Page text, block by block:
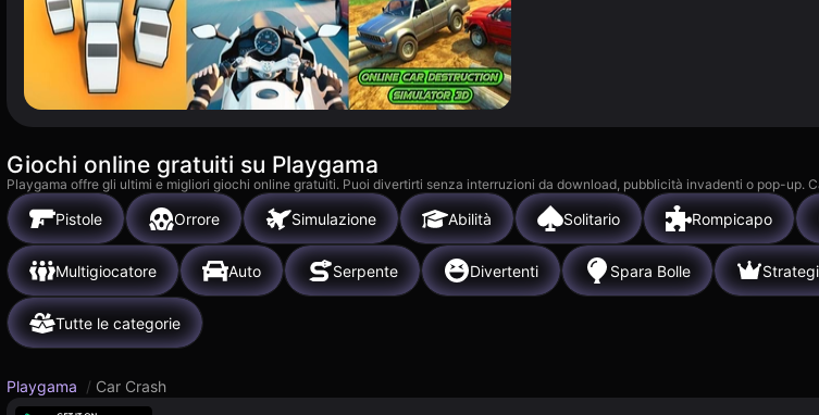
Giochi online gratuiti su Playgama
Playgama offre gli ultimi e migliori giochi online gratuiti. Puoi divertirti senza interruzioni da download, pubblicità invadenti o pop-
Pistole Orrore Simulazione Abilità Solitario Rompicapo
Multigiocatore Auto Serpente Divertenti Spara Bolle
Tutte le categorie
Playgama / Car Crash